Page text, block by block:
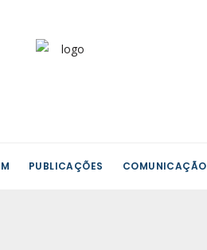
PUBLICAÇÕES COMUNICAÇÃO